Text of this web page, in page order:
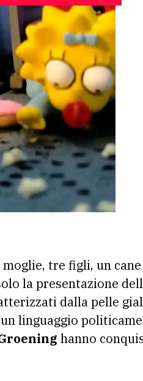
la presentazione
dalla pelle
linguaggio
hanno